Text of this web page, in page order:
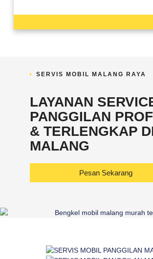
SERVIS MOBIL MALANG RAYA
LAYANAN
PANGGILAN
& TERLENGKAP
MALANG
Pesan Sekarang